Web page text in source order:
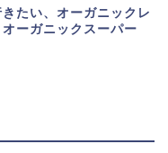
たい、オーガニックレ
ーガニックスーパー